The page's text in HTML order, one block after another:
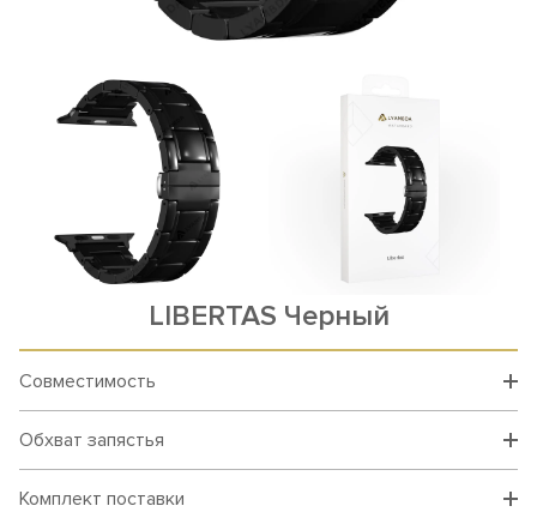
LIBERTAS Черный
Совместимость
Обхват запястья
Комплект поставки